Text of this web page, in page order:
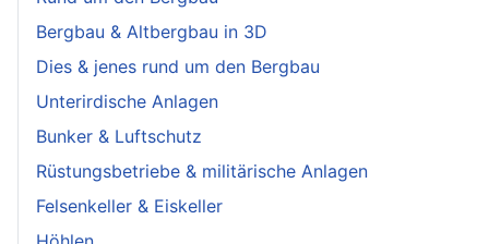
Bergbau & Altbergbau in 3D
Dies & jenes rund um den Bergbau
Unterirdische Anlagen
Bunker & Luftschutz
Rüstungsbetriebe & militärische Anlagen
Felsenkeller & Eiskeller